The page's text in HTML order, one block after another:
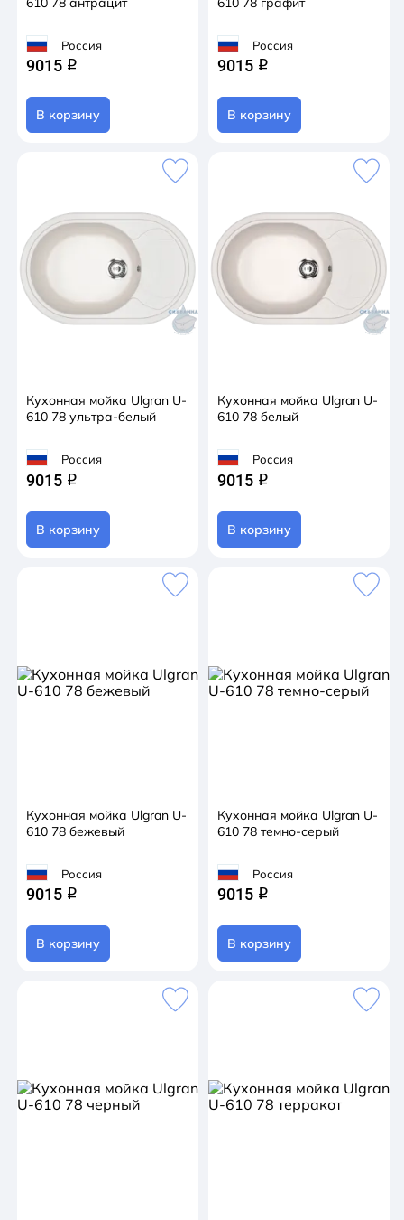
Россия
9015 q
В корзину
Россия
9015 q
В корзину
Кухонная мойка Ulgran U-
610 78 ультра-белый
Россия
9015 q
В корзину
Кухонная мойка Ulgran U-
610 78 белый
Россия
9015 q
В корзину
Кухонная мойка Ulgran U-
610 78 бежевый
Россия
9015 q
В корзину
Кухонная мойка Ulgran U-
610 78 темно-серый
Россия
9015 q
В корзину